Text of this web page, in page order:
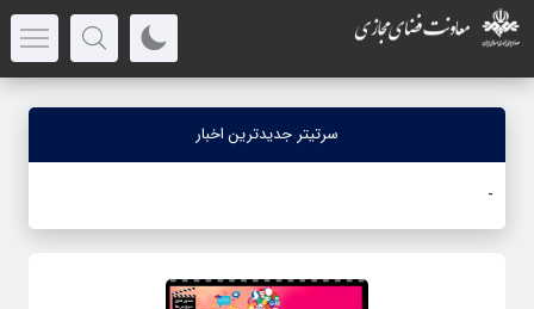
سرتیتر جدیدترین اخبار
جنگ